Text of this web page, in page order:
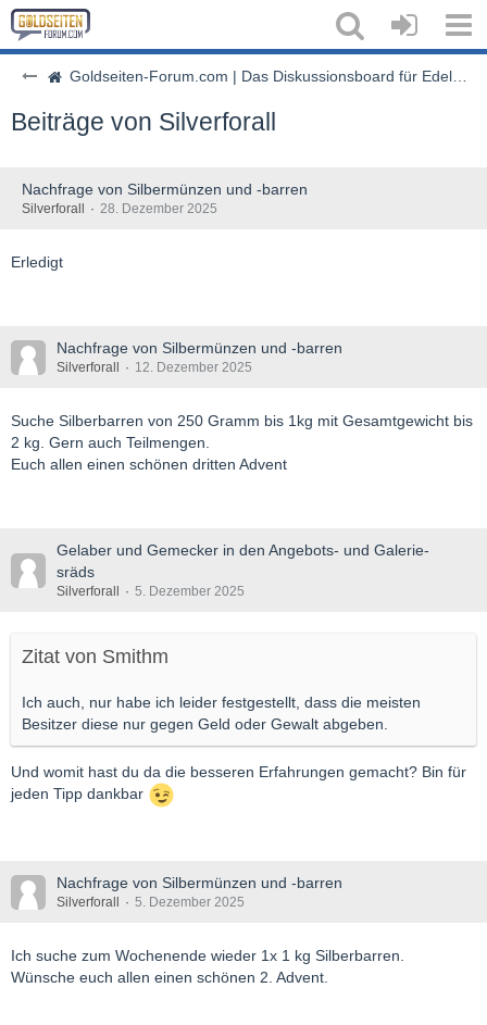
Goldseiten-Forum.com | Das Diskussionsboard für Edelmetalle & Rohstoffe
Beiträge von Silverforall
Nachfrage von Silbermünzen und -barren
Silverforall 28. Dezember 2025
Erledigt
Nachfrage von Silbermünzen und -barren
Silverforall 12. Dezember 2025
Suche Silberbarren von 250 Gramm bis 1kg mit Gesamtgewicht bis
2 kg. Gern auch Teilmengen.
Euch allen einen schönen dritten Advent
Gelaber und Gemecker in den Angebots- und Galerie-
sräds
Silverforall 5. Dezember 2025
Zitat von Smithm
Ich auch, nur habe ich leider festgestellt, dass die meisten
Besitzer diese nur gegen Geld oder Gewalt abgeben.
Und womit hast du da die besseren Erfahrungen gemacht? Bin für
jeden Tipp dankbar
Nachfrage von Silbermünzen und -barren
Silverforall 5. Dezember 2025
Ich suche zum Wochenende wieder 1x 1 kg Silberbarren.
Wünsche euch allen einen schönen 2. Advent.